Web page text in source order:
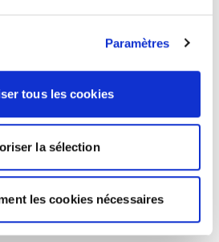
Paramètres
tous les cookies
la sélection
les cookies nécessaires